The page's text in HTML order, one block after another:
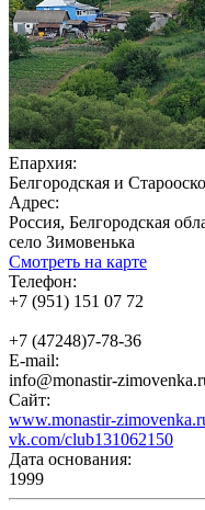
Епархия:
Белгородская и
Адрес:
Россия, Белгородская
село Зимовенька
Смотреть на карте
Телефон:
+7 (951) 151 07 72
+7 (47248)7-78-36
E-mail:
info@monastir-
Сайт:
www.monastir-
vk.com/club131062150
Дата основания:
1999